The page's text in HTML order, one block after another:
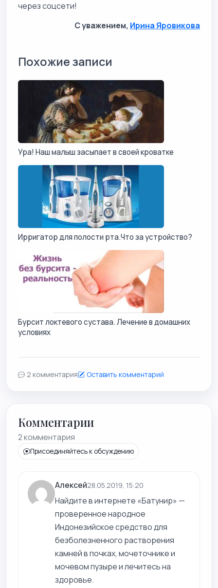
через соцсети!
С уважением, Ирина Яровикова
Похожие записи
Ура! Наш малыш засыпает в своей кроватке
Ирригатор для полости рта.Что за устройство?
Бурсит локтевого сустава. Лечение в домашних
условиях
2 комментария Оставить комментарий
Комментарии
2 комментария
Присоединяйтесь к обсуждению
Алексей28.05.2019, 15:20
Найдите в интернете «Батунир» —
проверенное народное
Индонезийское средство для
безболезненного растворения
камней в почках, мочеточнике и
мочевом пузыре и лечитесь на
здоровье.